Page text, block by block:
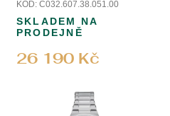
k
ů
KÓD: C032.607.38.051.00
26 190 Kč
SKLADEM NA
PRODEJNĚ